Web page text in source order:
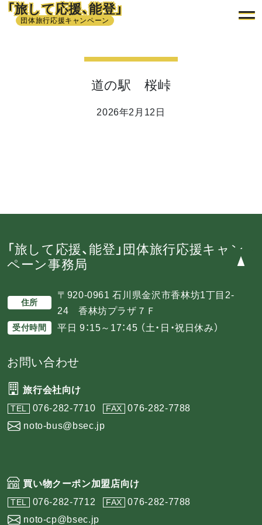
「旅して応援、能登」
団体旅行応援キャンペーン
道の駅 桜峠
2026年2月12日
「旅して応援、能登」団体旅行応援キャン
ペーン事務局
住所
〒920-0961 石川県金沢市香林坊1丁目2-
24 香林坊プラザ７Ｆ
受付時間 平日 9：15～17：45 （土・日・祝日休み）
お問い合わせ
旅行会社向け
TEL 076-282-7710 FAX
076-282-7788
noto-bus@bsec.jp
買い物クーポン加盟店向け
TEL 076-282-7712 FAX
076-282-7788
noto-cp@bsec.jp